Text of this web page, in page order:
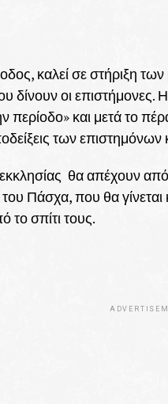
καλεί σε στήριξη
δίνουν οι
περίοδο» και μετά το
των επιστημόνων
θα απέχουν
του Πάσχα, που θα
το σπίτι τους.